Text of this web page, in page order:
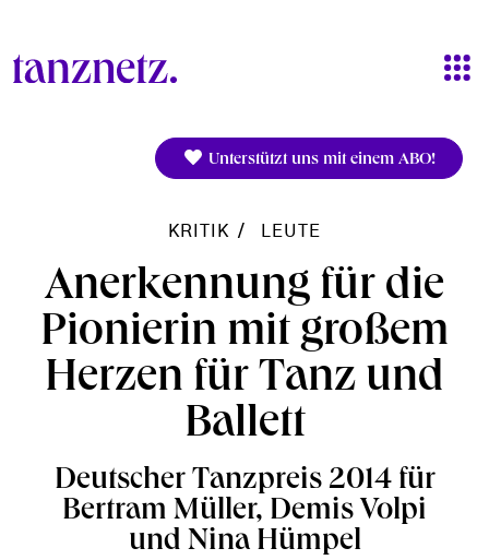
Unterstützt uns mit einem ABO!
KRITIK LEUTE
Anerkennung für die
Pionierin mit großem
Herzen für Tanz und
Ballett
Deutscher Tanzpreis 2014 für
Bertram Müller, Demis Volpi
und Nina Hümpel